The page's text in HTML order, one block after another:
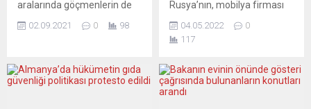
tahlil etmeyi...
aralarında göçmenlerin de
Ile-de-France Valiliği önünde
56’dan yapılan açıklamada,
Paris sokaklarında 15
02.09.2021 0 98
Rusya’nın, mobilya firması
Kamprad’ın “Nazi” olduğunu
anlatan kampanyaya ilişkin,
Nazi damgası vurulduğunu”
bildirdi. IKEA’nın kurucusu
04.05.2022
0
117